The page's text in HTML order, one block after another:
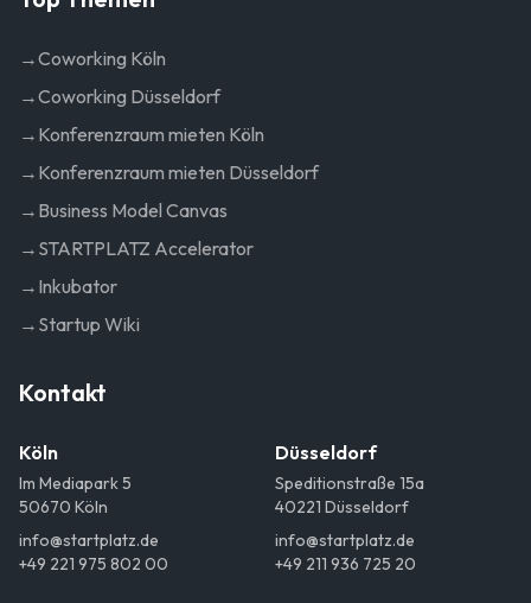
→Coworking Köln
→Coworking Düsseldorf
→ Konferenzraum mieten Köln
→ Konferenzraum mieten Düsseldorf
→ Business Model Canvas
→ STARTPLATZ Accelerator
→ Inkubator
→ Startup Wiki
Kontakt
Köln
Im Mediapark 5
50670 Köln
info@startplatz.de
+49 221 975 802 00
Düsseldorf
Speditionstraße 15a
40221 Düsseldorf
info@startplatz.de
+49 211 936 725 20